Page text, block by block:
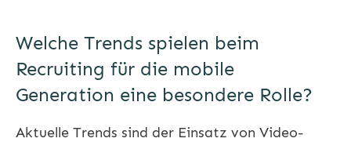
Welche Trends spielen beim
Recruiting für die mobile
Generation eine besondere Rolle?
Aktuelle Trends sind der Einsatz von Video-